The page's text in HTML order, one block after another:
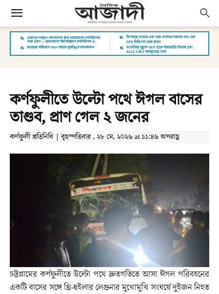
কর্ণফুলীতে উল্টো পথে ঈগল বাসের
তাণ্ডব, প্রাণ গেল ২ জনের
কর্ণফুলী প্রতিনিধি | বৃহস্পতিবার , ২৮ মে, ২০২৬ at ১১:৪৬ অপরাহ্ণ
চট্টগ্রামের কর্ণফুলীতে উল্টো পথে দ্রুতগতিতে আসা ঈগল পরিবহনের
একটি বাসের সঙ্গে থ্রি-হুইলার লেগুনার মুখোমুখি সংঘর্ষে দুইজন নিহত